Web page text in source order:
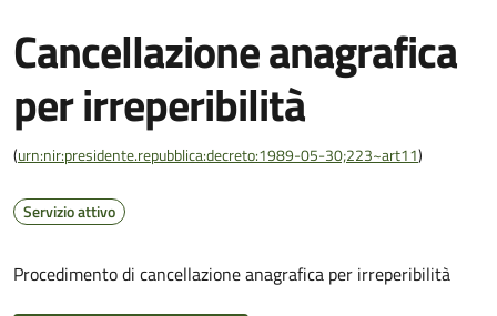
Cancellazione anagrafica
per irreperibilità
(urn:nir:presidente.repubblica:decreto:1989-05-30;223~art11)
Servizio attivo
Procedimento di cancellazione anagrafica per irreperibilità